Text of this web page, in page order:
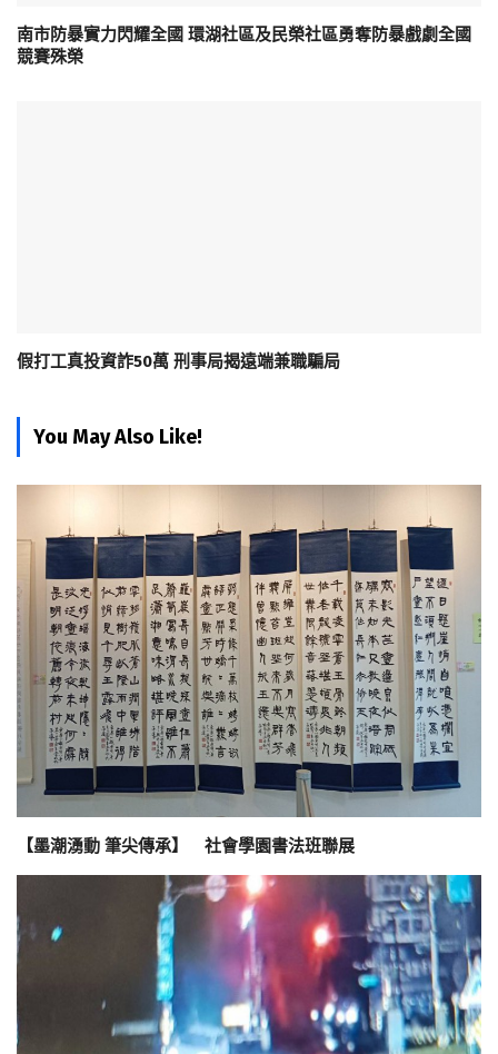
南市防暴實力閃耀全國 環湖社區及民榮社區勇奪防暴戲劇全國
競賽殊榮
假打工真投資詐50萬 刑事局揭遠端兼職騙局
You May Also Like!
【墨潮湧動 筆尖傳承】 社會學園書法班聯展